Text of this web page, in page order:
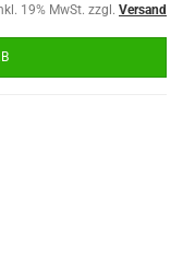
19% MwSt. zzgl. Versand